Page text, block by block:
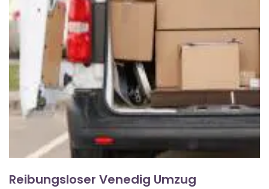
Reibungsloser Venedig Umzug